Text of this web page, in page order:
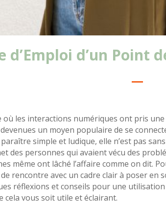
d’Emploi d’un Point
où les interactions numériques ont pris
un moyen populaire de se
simple et ludique, elle n’est pas
des personnes qui avaient vécu des
même ont lâché l’affaire comme on dit.
rencontre avec un cadre clair à poser en
réflexions et conseils pour une
cela vous soit utile et éclairant.